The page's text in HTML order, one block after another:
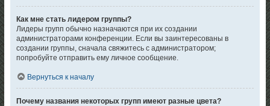
Как мне стать лидером группы?
Лидеры групп обычно назначаются при их создании
администраторами конференции. Если вы заинтересованы в
создании группы, сначала свяжитесь с администратором;
попробуйте отправить ему личное сообщение.
Вернуться к началу
Почему названия некоторых групп имеют разные цвета?